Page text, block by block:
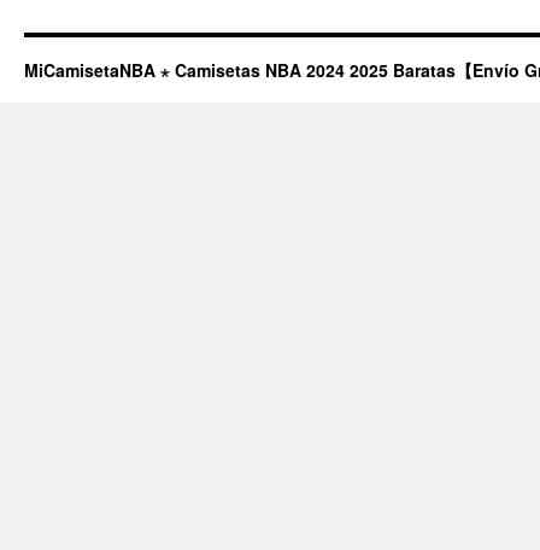
MiCamisetaNBA ⋆ Camisetas NBA 2024 2025 Baratas【Envío